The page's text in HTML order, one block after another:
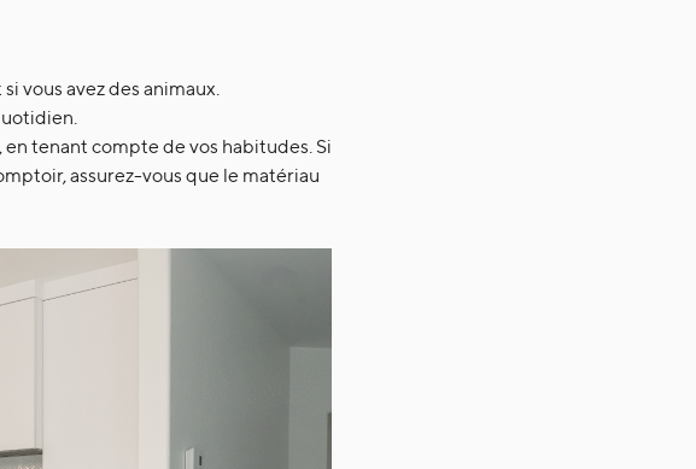
vous avez des animaux.
tenant compte de vos habitudes. Si
assurez-vous que le matériau